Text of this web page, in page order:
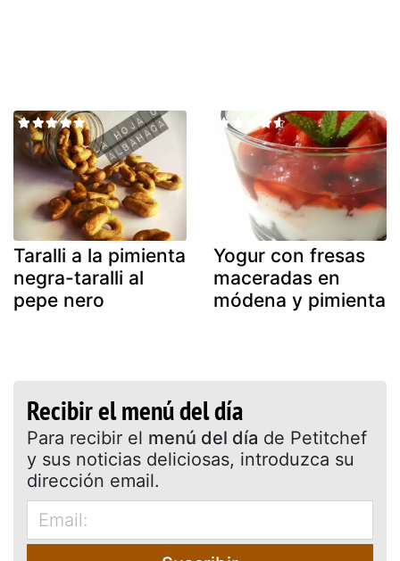
Taralli a la pimienta
negra-taralli al
pepe nero
Yogur con fresas
maceradas en
módena y pimienta
Recibir el menú del día
Para recibir el menú del día de Petitchef
y sus noticias deliciosas, introduzca su
dirección email.